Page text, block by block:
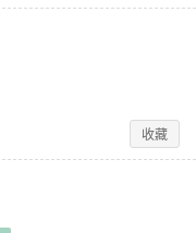
收藏